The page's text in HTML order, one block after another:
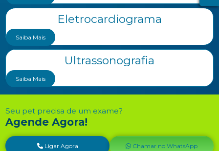
Eletrocardiograma
Saiba Mais
Ultrassonografia
Saiba Mais
Seu pet precisa de um exame?
Agende Agora!
Ligar Agora Chamar no WhatsApp